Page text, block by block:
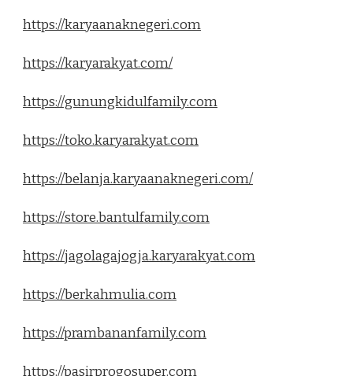
https://karyaanaknegeri.com
https://karyarakyat.com/
https://gunungkidulfamily.com
https://toko.karyarakyat.com
https://belanja.karyaanaknegeri.com/
https://store.bantulfamily.com
https://jagolagajogja.karyarakyat.com
https://berkahmulia.com
https://prambananfamily.com
https://pasirprogosuper.com